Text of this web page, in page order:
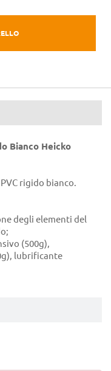
Bianco Heicko
rigido bianco.
degli elementi del
(500g),
lubrificante